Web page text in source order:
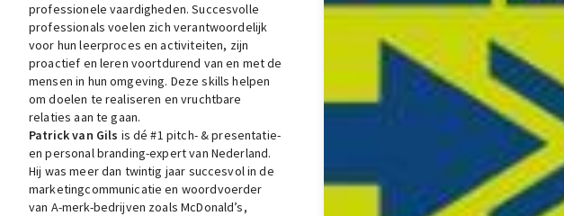
professionele vaardigheden. Succesvolle
professionals voelen zich verantwoordelijk
voor hun leerproces en activiteiten, zijn
proactief en leren voortdurend van en met de
mensen in hun omgeving. Deze skills helpen
om doelen te realiseren en vruchtbare
relaties aan te gaan.
Patrick van Gils is dé #1 pitch- & presentatie-
en personal branding-expert van Nederland.
Hij was meer dan twintig jaar succesvol in de
marketingcommunicatie en woordvoerder
van A-merk-bedrijven zoals McDonald’s,